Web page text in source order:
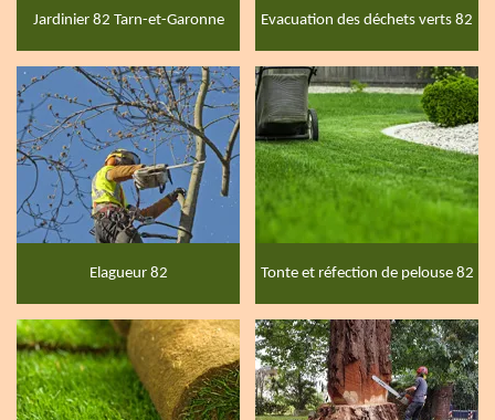
Jardinier 82 Tarn-et-Garonne Evacuation des déchets verts 82
Elagueur 82 Tonte et réfection de pelouse 82